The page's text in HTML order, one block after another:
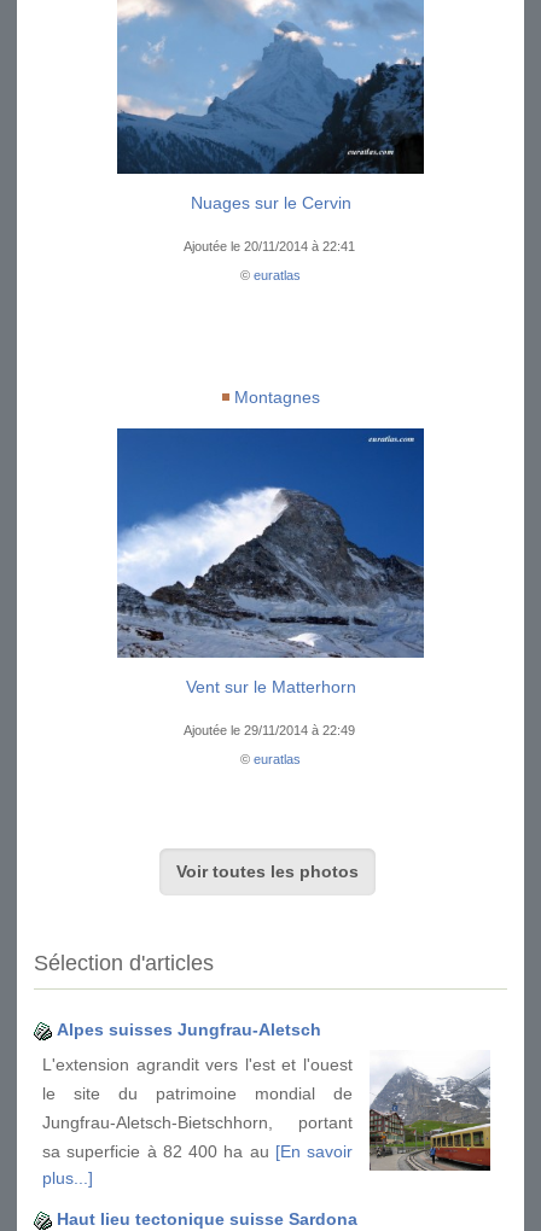
Nuages sur le Cervin
Ajoutée le 20/11/2014 à 22:41
© euratlas
Montagnes
Vent sur le Matterhorn
Ajoutée le 29/11/2014 à 22:49
© euratlas
Voir toutes les photos
Sélection d'articles
Alpes suisses Jungfrau-Aletsch
L'extension agrandit vers l'est et l'ouest
le site du patrimoine mondial de
Jungfrau-Aletsch-Bietschhorn, portant
sa superficie à 82 400 ha au [En savoir
plus...]
Haut lieu tectonique suisse Sardona